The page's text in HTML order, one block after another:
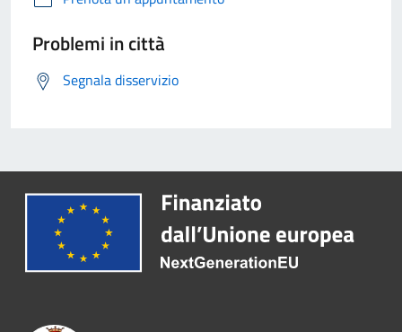
Problemi in città
Segnala disservizio